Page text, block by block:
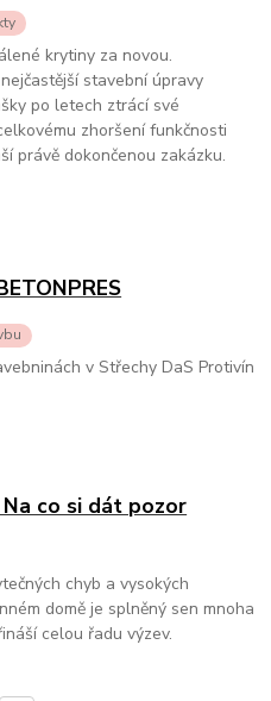
krytiny za novou.
stavební úpravy
po letech ztrácí své
zhoršení funkčnosti
právě dokončenou zakázku.
v Střechy DaS Protivín
co si dát pozor
chyb a vysokých
domě je splněný sen mnoha
celou řadu výzev.